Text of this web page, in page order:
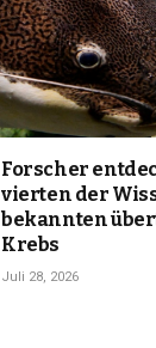
Forscher
vierten der
bekannten
Krebs
Juli 28, 2026